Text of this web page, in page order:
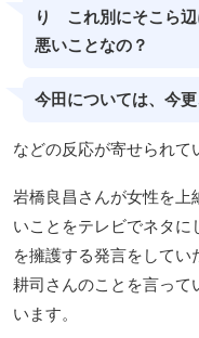
り これ別にそこら
悪いことなの？
今田については、今
などの反応が寄せられて
岩橋良昌さんが女性を上
いことをテレビでネタに
を擁護する発言をしてい
耕司さんのことを言って
います。